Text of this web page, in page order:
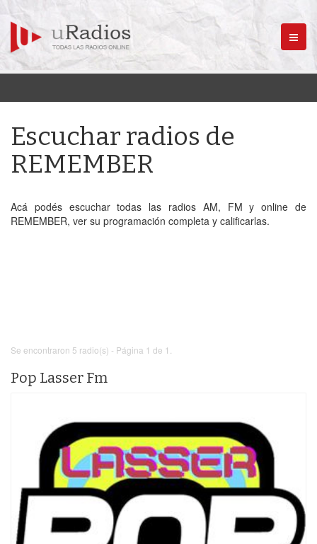
Menú
Escuchar radios de
REMEMBER
Acá podés escuchar todas las radios AM, FM y online de
REMEMBER, ver su programación completa y calificarlas.
Se encontraron 5 radio(s) - Página 1 de 1.
Pop Lasser Fm